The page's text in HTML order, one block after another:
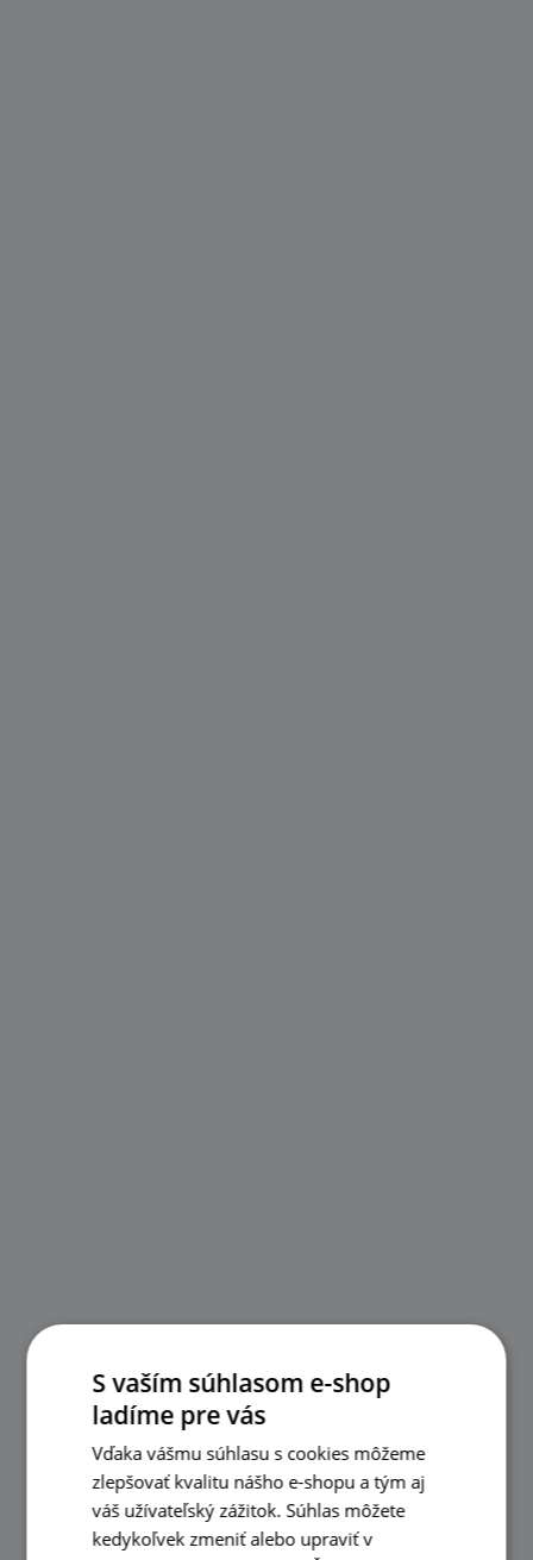
S vaším súhlasom e-shop
ladíme pre vás
Vďaka vášmu súhlasu s cookies môžeme
zlepšovať kvalitu nášho e-shopu a tým aj
váš užívateľský zážitok. Súhlas môžete
kedykoľvek zmeniť alebo upraviť v